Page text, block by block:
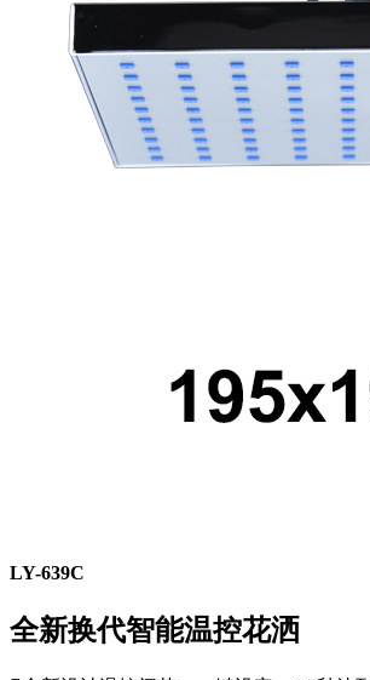
LY-639C
全新换代智能温控花洒